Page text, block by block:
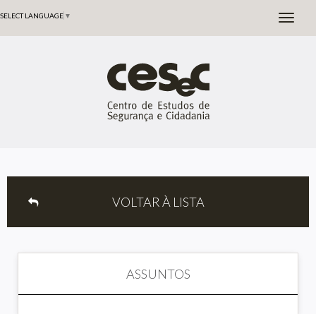
SELECT LANGUAGE ▼
VOLTAR À LISTA
ASSUNTOS